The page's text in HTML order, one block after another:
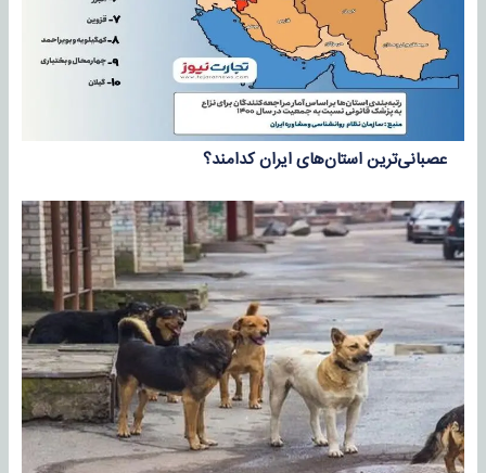
عصبانی‌ترین استان‌های ایران کدامند؟